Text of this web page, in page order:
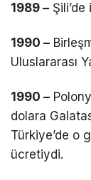
1989 –
1990 –
Uluslararası
1990 –
dolara
Türkiye’de o
ücretiydi.